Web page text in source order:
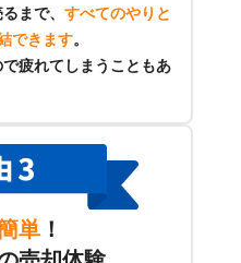
まで、 すべてのやりと
できます。
疲れてしまうこともあ
単 ！